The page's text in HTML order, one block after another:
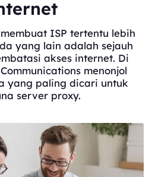
ISP tertentu lebih
yang lain adalah sejauh
akses internet. Di
menonjol
yang paling dicari untuk
server proxy.